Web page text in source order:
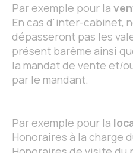
Par exemple pour la
En cas d'inter-cabinet,
dépasseront pas les
présent barème ainsi
la mandat de vente et/
par le mandant.
Par exemple pour la
Honoraires à la charge